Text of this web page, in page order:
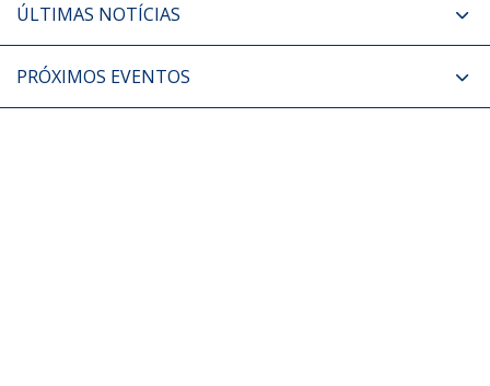
ÚLTIMAS NOTÍCIAS
PRÓXIMOS EVENTOS